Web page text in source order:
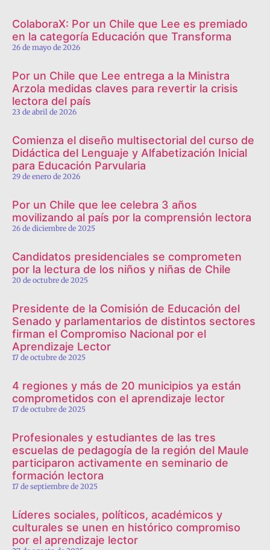
ColaboraX: Por un Chile que Lee es premiado
en la categoría Educación que Transforma
26 de mayo de 2026
Por un Chile que Lee entrega a la Ministra
Arzola medidas claves para revertir la crisis
lectora del país
23 de abril de 2026
Comienza el diseño multisectorial del curso de
Didáctica del Lenguaje y Alfabetización Inicial
para Educación Parvularia
29 de enero de 2026
Por un Chile que lee celebra 3 años
movilizando al país por la comprensión lectora
26 de diciembre de 2025
Candidatos presidenciales se comprometen
por la lectura de los niños y niñas de Chile
20 de octubre de 2025
Presidente de la Comisión de Educación del
Senado y parlamentarios de distintos sectores
firman el Compromiso Nacional por el
Aprendizaje Lector
17 de octubre de 2025
4 regiones y más de 20 municipios ya están
comprometidos con el aprendizaje lector
17 de octubre de 2025
Profesionales y estudiantes de las tres
escuelas de pedagogía de la región del Maule
participaron activamente en seminario de
formación lectora
17 de septiembre de 2025
Líderes sociales, políticos, académicos y
culturales se unen en histórico compromiso
por el aprendizaje lector